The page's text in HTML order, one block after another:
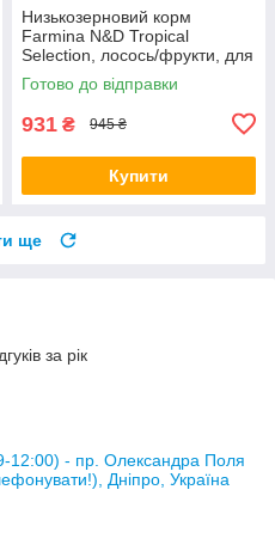
Низькозерновий корм
Farmina N&D Tropical
Selection, лосось/фрукти, для
дорослих малих собак, 1,5 кг
(*)
Готово до відправки
931 ₴ 945 ₴
Купити
ще
за рік
12:00) - пр. Олександра Поля
Дніпро, Україна